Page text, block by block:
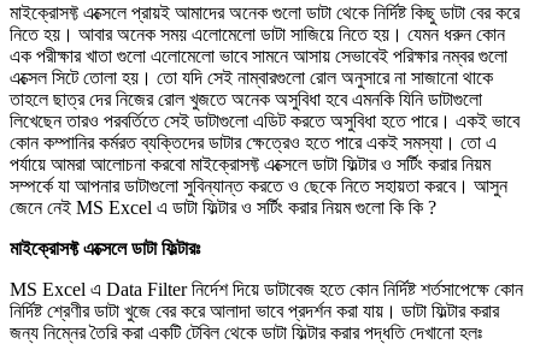
মাইক্রোসফ্ট এক্সেলে প্রায়ই আমাদের অনেক গুলো ডাটা থেকে নির্দিষ্ট কিছু ডাটা বের করে
নিতে হয়। আবার অনেক সময় এলোমেলো ডাটা সাজিয়ে নিতে হয়। যেমন ধরুন কোন
এক পরীক্ষার খাতা গুলো এলোমেলো ভাবে সামনে আসায় সেভাবেই পরিক্ষার নম্বর গুলো
এক্সেল সিটে তোলা হয়। তো যদি সেই নাম্বারগুলো রোল অনুসারে না সাজানো থাকে
তাহলে ছাত্র দের নিজের রোল খুজতে অনেক অসুবিধা হবে এমনকি যিনি ডাটাগুলো
লিখেছেন তারও পরবর্তিতে সেই ডাটাগুলো এডিট করতে অসুবিধা হতে পারে। একই ভাবে
কোন কম্পানির কর্মরত ব্যক্তিদের ডাটার ক্ষেত্রেও হতে পারে একই সমস্যা। তো এ
পর্যায়ে আমরা আলোচনা করবো মাইক্রোসফ্ট এক্সেলে ডাটা ফিল্টার ও সর্টিং করার নিয়ম
সম্পর্কে যা আপনার ডাটাগুলো সুবিন্যান্ত করতে ও ছেকে নিতে সহায়তা করবে। আসুন
জেনে নেই MS Excel এ ডাটা ফিল্টার ও সর্টিং করার নিয়ম গুলো কি কি ?
মাইক্রোসফ্ট এক্সেলে ডাটা ফিল্টারঃ
MS Excel এ Data Filter নির্দেশ দিয়ে ডাটাবেজ হতে কোন নির্দিষ্ট শর্তসাপেক্ষে কোন
নির্দিষ্ট শ্রেণীর ডাটা খুজে বের করে আলাদা ভাবে প্রদর্শন করা যায়। ডাটা ফিল্টার করার
জন্য নিম্নের তৈরি করা একটি টেবিল থেকে ডাটা ফিল্টার করার পদ্ধতি দেখানো হলঃ